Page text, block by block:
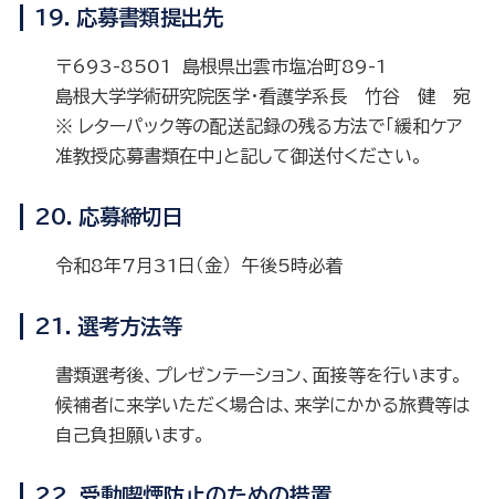
19．応募書類提出先
〒693-8501 島根県出雲市塩冶町89-1
島根大学学術研究院医学・看護学系長 竹谷 健 宛
※ レターパック等の配送記録の残る方法で「緩和ケア
准教授応募書類在中」と記して御送付ください。
20．応募締切日
令和8年7月31日（金） 午後5時必着
21．選考方法等
書類選考後、プレゼンテーション、面接等を行います。
候補者に来学いただく場合は、来学にかかる旅費等は
自己負担願います。
22．受動喫煙防止のための措置